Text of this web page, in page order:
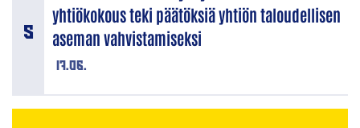
17.06.
yhtiökokous teki päätöksiä yhtiön taloudellisen
aseman vahvistamiseksi